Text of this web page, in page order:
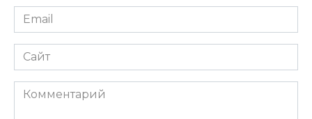
Email
*
Сайт
Комментарий